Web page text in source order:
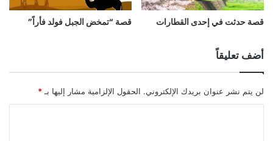
قصة حدثت في إحدى القطارات قصة “تمخض الجبل فولد فأراً”
أضف تعليقاً
لن يتم نشر عنوان بريدك الإلكتروني. الحقول الإلزامية مشار إليها بـ *